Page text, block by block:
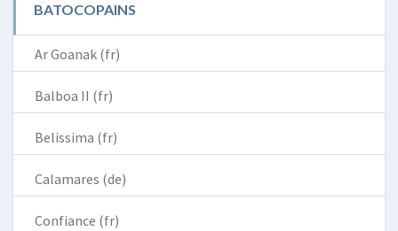
BATOCOPAINS
Ar Goanak (fr)
Balboa II (fr)
Belissima (fr)
Calamares (de)
Confiance (fr)